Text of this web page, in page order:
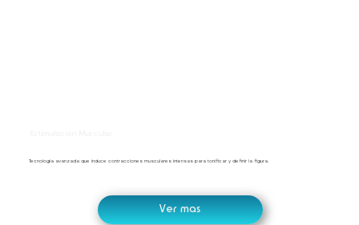
Tecnología avanzada que induce contracciones musculares intensas para tonificar y definir la figura.
Ver mas